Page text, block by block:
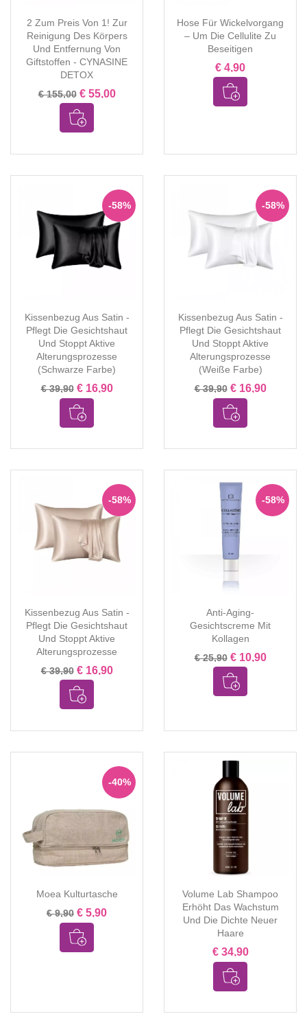
2 Zum Preis Von 1! Zur
Reinigung Des Körpers
Und Entfernung Von
Giftstoffen - CYNASINE
DETOX
€ 155,00 € 55,00
Hose Für Wickelvorgang
– Um Die Cellulite Zu
Beseitigen
€ 4,90
Kissenbezug Aus Satin -
Pflegt Die Gesichtshaut
Und Stoppt Aktive
Alterungsprozesse
(Schwarze Farbe)
€ 39,90 € 16,90
-58%
Kissenbezug Aus Satin -
Pflegt Die Gesichtshaut
Und Stoppt Aktive
Alterungsprozesse
(Weiße Farbe)
€ 39,90 € 16,90
-58%
Kissenbezug Aus Satin -
Pflegt Die Gesichtshaut
Und Stoppt Aktive
Alterungsprozesse
€ 39,90 € 16,90
-58%
Anti-Aging-
Gesichtscreme Mit
Kollagen
€ 25,90 € 10,90
-58%
Moea Kulturtasche
€ 9,90 € 5,90
-40%
Volume Lab Shampoo
Erhöht Das Wachstum
Und Die Dichte Neuer
Haare
€ 34,90